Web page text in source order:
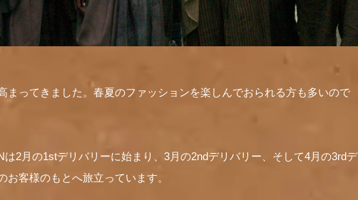
まってきました。春夏のファッションを楽しんでおられる方も多いので
2月の1stデリバリーに始まり、3月の2ndデリバリー、そして4月の3rdデ
客様のもとへ旅立っています。